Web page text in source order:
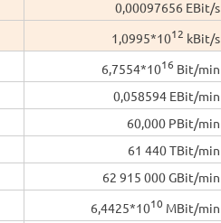
0,00097656 EBit/s
1,0995*1012 kBit/s
6,7554*1016 Bit/min
0,058594 EBit/min
60,000 PBit/min
61 440 TBit/min
62 915 000 GBit/min
6,4425*1010 MBit/min